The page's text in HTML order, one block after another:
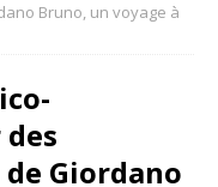
Bruno, un voyage à
Giordano